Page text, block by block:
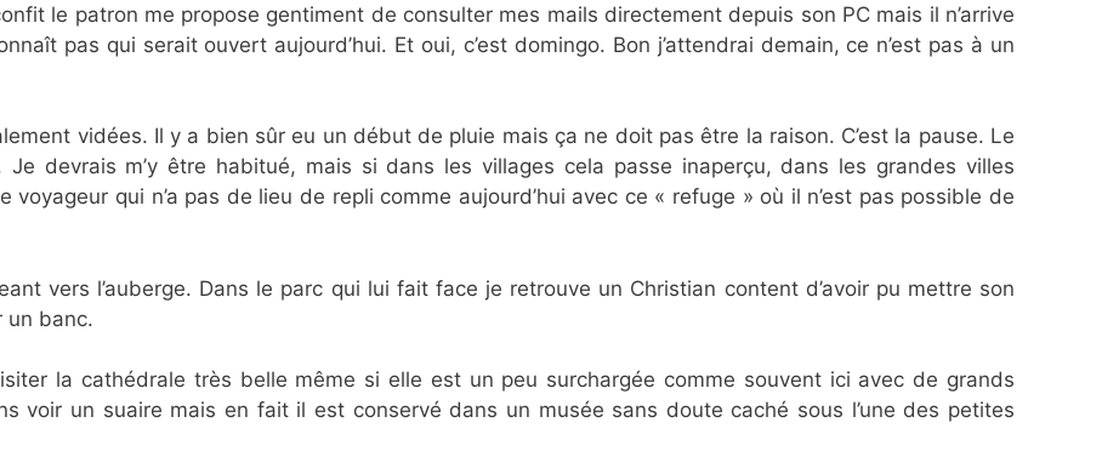
le patron me propose gentiment de consulter mes mails directement depuis son PC mais il n’arrive
pas qui serait ouvert aujourd’hui. Et oui, c’est domingo. Bon j’attendrai demain, ce n’est pas à un
vidées. Il y a bien sûr eu un début de pluie mais ça ne doit pas être la raison. C’est la pause. Le
devrais m’y être habitué, mais si dans les villages cela passe inaperçu, dans les grandes villes
qui n’a pas de lieu de repli comme aujourd’hui avec ce « refuge » où il n’est pas possible de
vers l’auberge. Dans le parc qui lui fait face je retrouve un Christian content d’avoir pu mettre son
un banc.
la cathédrale très belle même si elle est un peu surchargée comme souvent ici avec de grands
voir un suaire mais en fait il est conservé dans un musée sans doute caché sous l’une des petites